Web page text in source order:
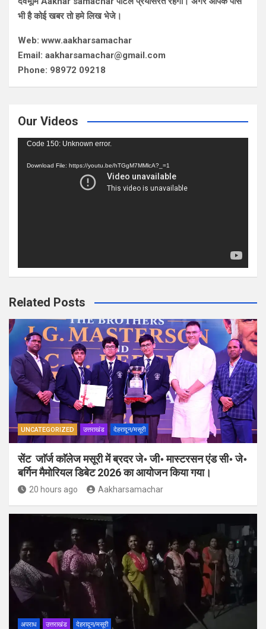
भी है कोई खबर तो हमे लिख भेजे।
Web: www.aakharsamachar
Email: aakharsamachar@gmail.com
Phone: 98972 09218
Our Videos
Video
Code 150: Unknown error.
Download File: https://youtu.be/hTGgM7MMlcA?_=1
Related Posts
UNCATEGORIZED उत्तराखंड देहरादून/मसूरी
सेंट जाॅर्ज काॅलेज मसूरी में ब्रदर जे॰ जी॰ मास्टरसन एंड सी॰ जे॰
बर्गिन मैमोरियल डिबेट 2026 का आयोजन किया गया।
20 hours ago Aakharsamachar
अपराध उत्तराखंड देहरादून/मसूरी